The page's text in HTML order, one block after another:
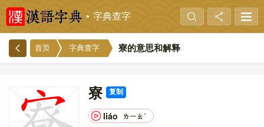
字典查字
首页 字典查字 寮的意思和解释
寮 复制
liáo ㄌㄧㄠˊ